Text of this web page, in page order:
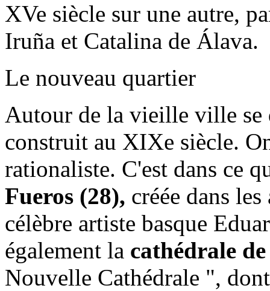
XVe siècle sur une autre,
Iruña et Catalina de Álava.
Le nouveau quartier
Autour de la vieille ville se
construit au XIXe siècle.
rationaliste. C'est dans ce
Fueros (28), créée dans
célèbre artiste basque
également la cathédrale
Nouvelle Cathédrale ",